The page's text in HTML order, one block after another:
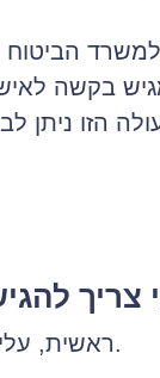
בקשה
ראשית, עליך להוכיח את זהותך האישית ואת מעמד עבודתך המורשה.